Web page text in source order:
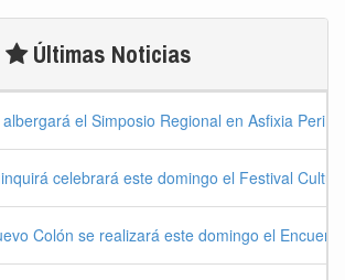
Últimas Noticias
el Simposio Regional en Asfixia
celebrará este domingo el Festival
Colón se realizará este domingo el